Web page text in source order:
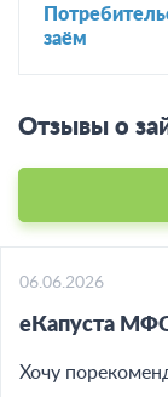
заём
Отзывы о
06.06.2026
еКапуста
Хочу